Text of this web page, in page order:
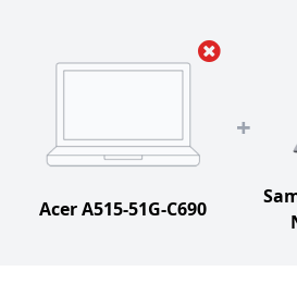
Acer A515-51G-C690
+